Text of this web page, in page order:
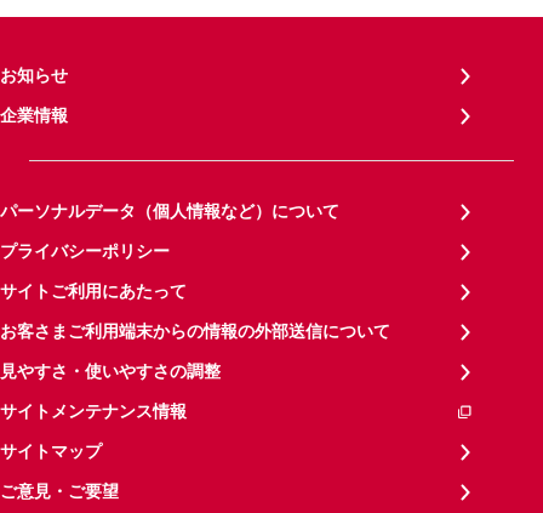
お知らせ
企業情報
パーソナルデータ（個人情報など）について
プライバシーポリシー
サイトご利用にあたって
お客さまご利用端末からの情報の外部送信について
見やすさ・使いやすさの調整
サイトメンテナンス情報
サイトマップ
ご意見・ご要望